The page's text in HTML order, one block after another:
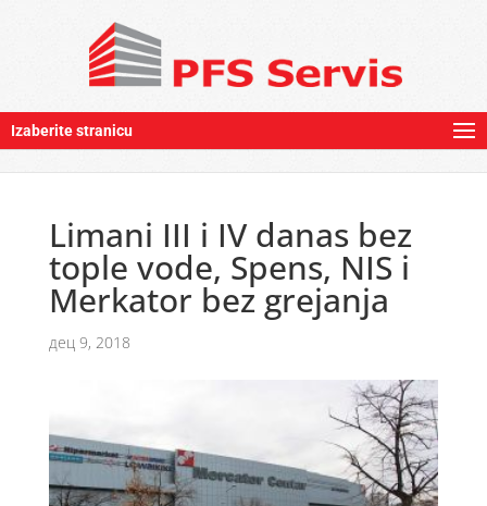
Izaberite stranicu
Limani III i IV danas bez
tople vode, Spens, NIS i
Merkator bez grejanja
дец 9, 2018